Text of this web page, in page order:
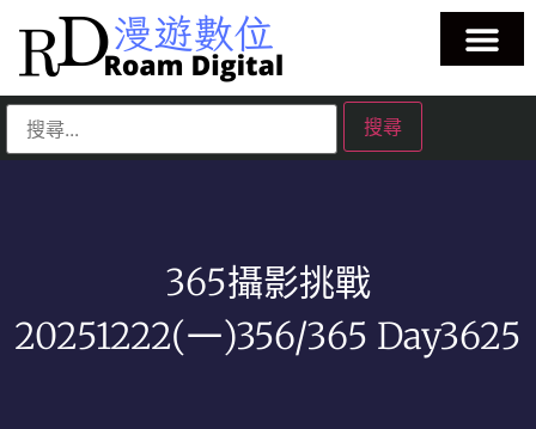
365攝影挑戰
20251222(一)356/365 Day3625